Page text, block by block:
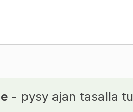
- pysy ajan tasalla